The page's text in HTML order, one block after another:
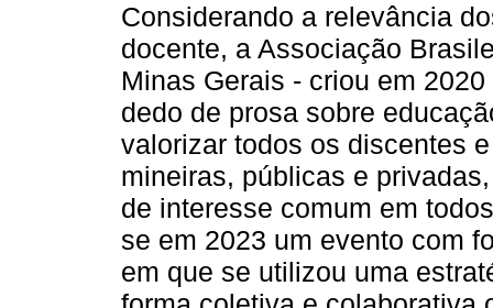
Considerando a relevância
docente, a Associação
Minas Gerais - criou em
dedo de prosa sobre
valorizar todos os discentes
mineiras, públicas e
de interesse comum em
se em 2023 um evento com
em que se utilizou uma